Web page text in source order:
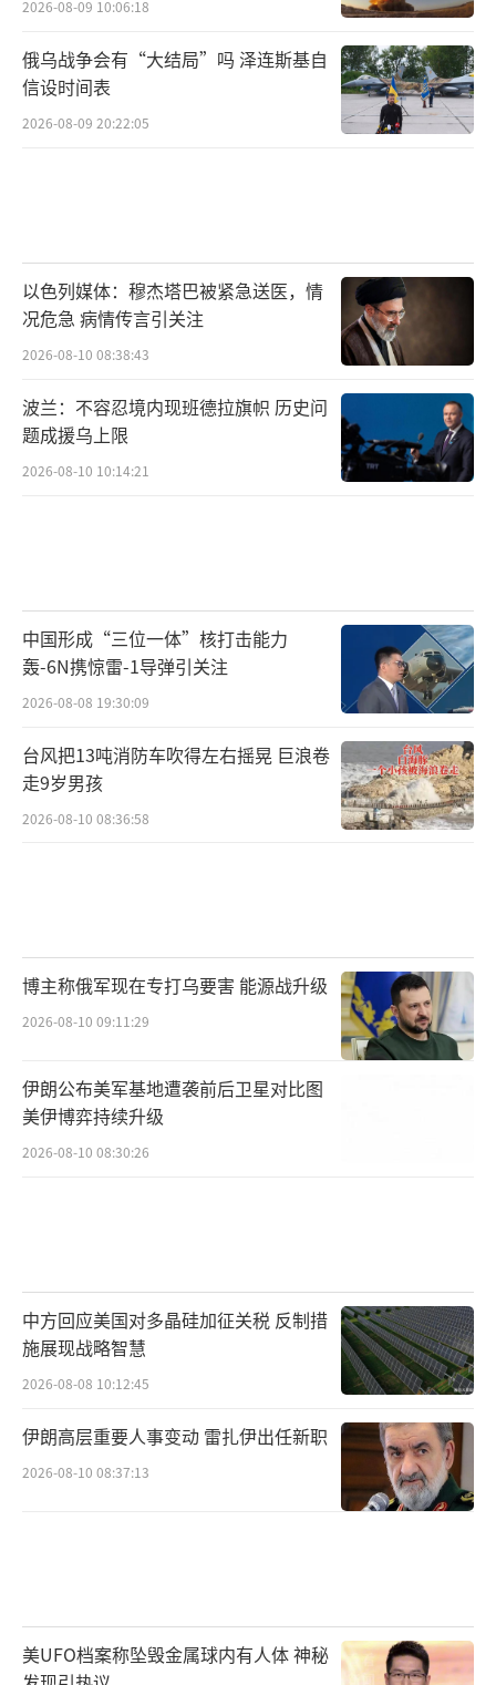
2026-08-09 10:06:18
俄乌战争会有“大结局”吗 泽连斯基自
信设时间表
2026-08-09 20:22:05
以色列媒体：穆杰塔巴被紧急送医，情
况危急 病情传言引关注
2026-08-10 08:38:43
波兰：不容忍境内现班德拉旗帜 历史问
题成援乌上限
2026-08-10 10:14:21
中国形成“三位一体”核打击能力
轰-6N携惊雷-1导弹引关注
2026-08-08 19:30:09
台风把13吨消防车吹得左右摇晃 巨浪卷
走9岁男孩
2026-08-10 08:36:58
博主称俄军现在专打乌要害 能源战升级
2026-08-10 09:11:29
伊朗公布美军基地遭袭前后卫星对比图
美伊博弈持续升级
2026-08-10 08:30:26
中方回应美国对多晶硅加征关税 反制措
施展现战略智慧
2026-08-08 10:12:45
伊朗高层重要人事变动 雷扎伊出任新职
2026-08-10 08:37:13
美UFO档案称坠毁金属球内有人体 神秘